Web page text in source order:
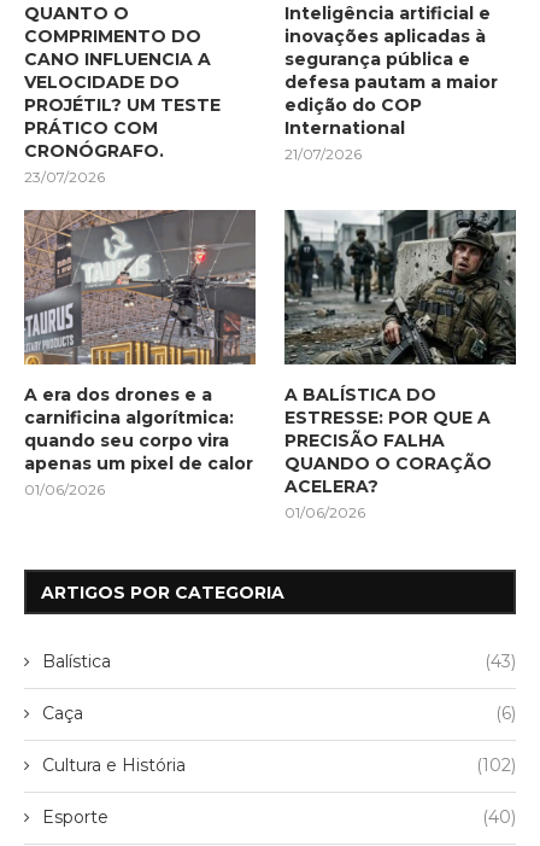
QUANTO O
COMPRIMENTO DO
CANO INFLUENCIA A
VELOCIDADE DO
PROJÉTIL? UM TESTE
PRÁTICO COM
CRONÓGRAFO.
23/07/2026
Inteligência artificial e
inovações aplicadas à
segurança pública e
defesa pautam a maior
edição do COP
International
21/07/2026
A era dos drones e a
carnificina algorítmica:
quando seu corpo vira
apenas um pixel de calor
01/06/2026
A BALÍSTICA DO
ESTRESSE: POR QUE A
PRECISÃO FALHA
QUANDO O CORAÇÃO
ACELERA?
01/06/2026
ARTIGOS POR CATEGORIA
Balística (43)
Caça (6)
Cultura e História (102)
Esporte (40)